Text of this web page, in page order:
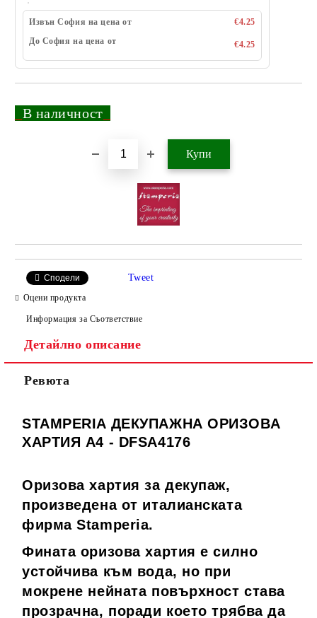
Извън София на цена от
€4.25
До София на цена от
€4.25
В наличност
Сподели Tweet
Оцени продукта
Информация за Съответствие
Детайлно описание
Ревюта
STAMPERIA ДЕКУПАЖНА ОРИЗОВА
ХАРТИЯ А4 - DFSA4176
Оризова хартия за декупаж,
произведена от италианската
фирма Stamperia.
Фината оризова хартия е силно
устойчива към вода, но при
мокрене нейната повърхност става
прозрачна, поради което трябва да